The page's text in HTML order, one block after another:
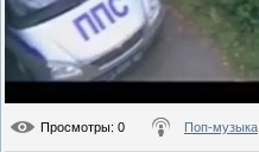
Просмотры: 0 Поп-музыка